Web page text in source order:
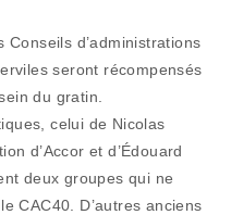
d’administrations
seront récompensés
du gratin.
celui de Nicolas
d’Accor et d’Édouard
deux groupes qui ne
CAC40. D’autres anciens